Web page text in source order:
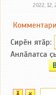
2022, 12,
Сирӗн ятӑp:
Анлӑлатса